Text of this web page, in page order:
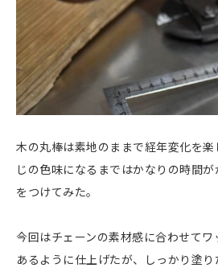
木の丸棒は素地のままで経年変化を
じの色味になるまではかなりの時間
をつけてみた。
今回はチェーンの素材感に合わせて
あるように仕上げたが、しっかり塗